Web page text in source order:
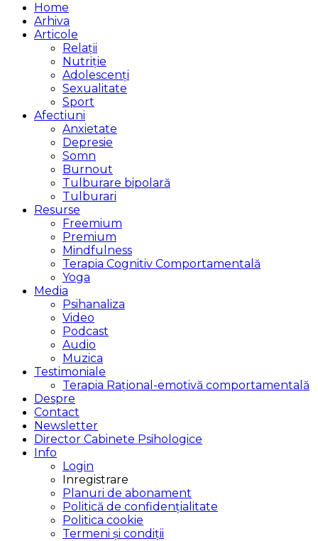
Home
Arhiva
Articole
Relații
Nutriție
Adolescenți
Sexualitate
Sport
Afectiuni
Anxietate
Depresie
Somn
Burnout
Tulburare bipolară
Tulburari
Resurse
Freemium
Premium
Mindfulness
Terapia Cognitiv Comportamentală
Yoga
Media
Psihanaliza
Video
Podcast
Audio
Muzica
Testimoniale
Terapia Rațional-emotivă comportamentală
Despre
Contact
Newsletter
Director Cabinete Psihologice
Info
Login
Inregistrare
Planuri de abonament
Politică de confidențialitate
Politica cookie
Termeni și condiții